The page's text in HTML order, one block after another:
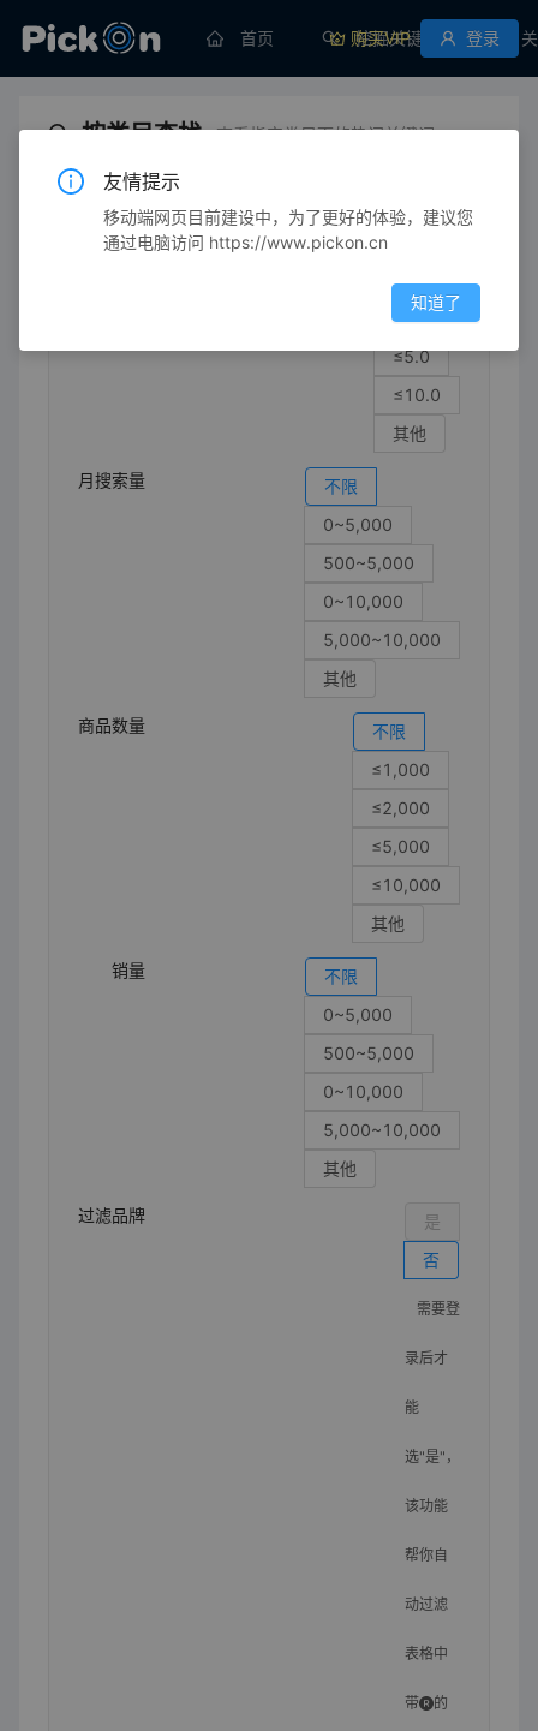
首页 挖掘关键词
购买VIP 登录
按类目查找 查看指定类目下的热门关键词
家具/装修 装饰小物件 复古小物件
不限
≤1.0
≤5.0
≤10.0
其他
月搜索量
不限
0~5,000
500~5,000
0~10,000
5,000~10,000
其他
商品数量
不限
≤1,000
≤2,000
≤5,000
≤10,000
其他
销量
不限
0~5,000
500~5,000
0~10,000
5,000~10,000
其他
过滤品牌
是
否
需要登
录后才
能
选"是"，
该功能
帮你自
动过滤
表格中
带 的
友情提示
移动端网页目前建设中，为了更好的体验，建议您
通过电脑访问 https://www.pickon.cn
知道了